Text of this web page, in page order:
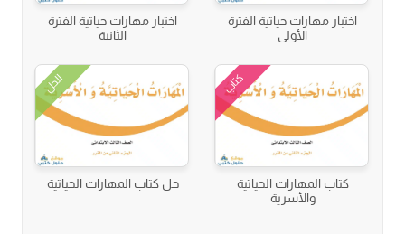
اختبار مهارات حياتية الفترة
الأولى
اختبار مهارات حياتية الفترة
الثانية
كتاب
كتاب المهارات الحياتية
والأسرية
الحل
حل كتاب المهارات الحياتية